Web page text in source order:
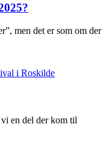
men det er som om der
en del der kom til